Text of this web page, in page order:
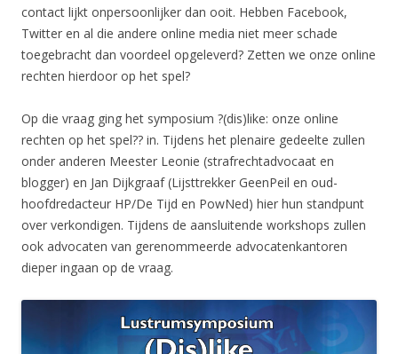
contact lijkt onpersoonlijker dan ooit. Hebben Facebook,
Twitter en al die andere online media niet meer schade
toegebracht dan voordeel opgeleverd? Zetten we onze online
rechten hierdoor op het spel?
Op die vraag ging het symposium ?(dis)like: onze online
rechten op het spel?? in. Tijdens het plenaire gedeelte zullen
onder anderen Meester Leonie (strafrechtadvocaat en
blogger) en Jan Dijkgraaf (Lijsttrekker GeenPeil en oud-
hoofdredacteur HP/De Tijd en PowNed) hier hun standpunt
over verkondigen. Tijdens de aansluitende workshops zullen
ook advocaten van gerenommeerde advocatenkantoren
dieper ingaan op de vraag.